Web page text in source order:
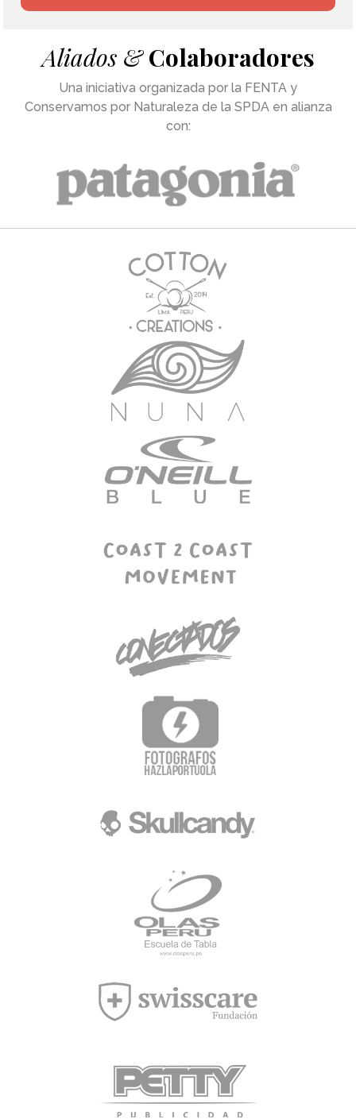
Aliados & Colaboradores
Una iniciativa organizada por la FENTA y
Conservamos por Naturaleza de la SPDA en alianza
con: